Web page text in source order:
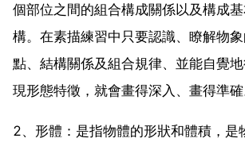
個部位之間的組合構成關係以及構成
構。在素描練習中只要認識、瞭解物
點、結構關係及組合規律、並能自覺
現形態特徵，就會畫得深入、畫得準確
2、形體：是指物體的形狀和體積，是